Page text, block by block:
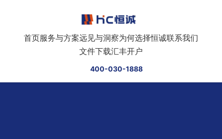
首页服务与方案远见与洞察为何选择恒诚联系我们
文件下载汇丰开户
400-030-1888